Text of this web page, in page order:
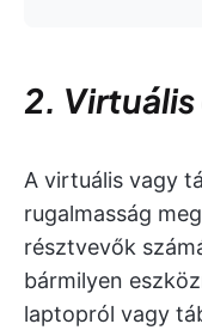
2.
A virtuális vagy
rugalmasság
résztvevők
bármilyen
laptopról vagy